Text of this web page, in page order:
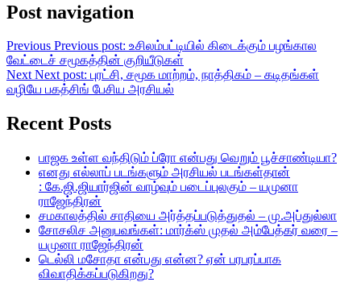
Post navigation
Previous Previous post: உசிலம்பட்டியில் கிடைக்கும் பழங்கால
வேட்டைச் சமூகத்தின் குறியீடுகள்
Next Next post: புரட்சி, சமூக மாற்றம், நாத்திகம் – கடிதங்கள்
வழியே பகத்சிங் பேசிய அரசியல்
Recent Posts
பாஜக உள்ள வந்திடும் ப்ரோ என்பது வெறும் பூச்சாண்டியா?
எனது எல்லாப் படங்களும் அரசியல் படங்கள்தான்
: கே.ஜி.ஜியார்ஜின் வாழ்வும் படைப்புலகும் – யமுனா
ராஜேந்திரன்
சமகாலத்தில் சாதியை அர்த்தப்படுத்துதல் – மு.அப்துல்லா
சோசலிச அனுபவங்கள்: மார்க்ஸ் முதல் அம்பேத்கர் வரை –
யமுனா ராஜேந்திரன்
டெல்லி மசோதா என்பது என்ன? ஏன் பரபரப்பாக
விவாதிக்கப்படுகிறது?